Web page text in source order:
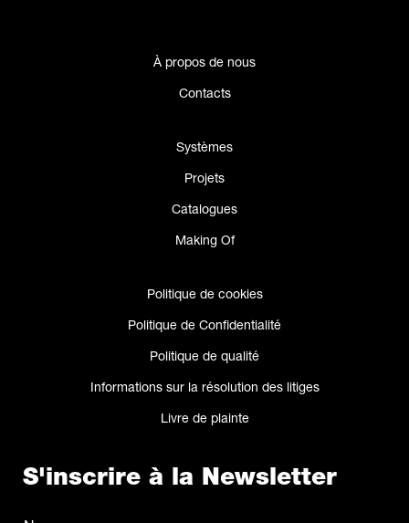
À propos de nous
Contacts
Systèmes
Projets
Catalogues
Making Of
Politique de cookies
Politique de Confidentialité
Politique de qualité
Informations sur la résolution des litiges
Livre de plainte
S'inscrire à la Newsletter